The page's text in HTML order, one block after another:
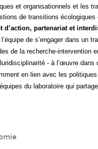
et organisationnels et les
de transitions écologiques
d’action, partenariat et
de s’engager dans un
de la recherche-intervention
- à l’œuvre
en lien avec les
du laboratoire qui